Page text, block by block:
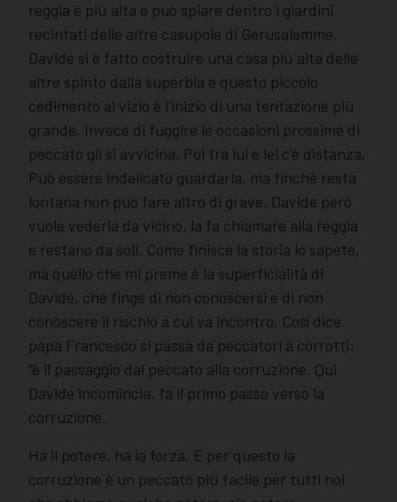
reggia è più alta e può spiare dentro i giardini
recintati delle altre casupole di Gerusalemme.
Davide si è fatto costruire una casa più alta delle
altre spinto dalla superbia e questo piccolo
cedimento al vizio è l’inizio di una tentazione più
grande. Invece di fuggire le occasioni prossime di
peccato gli si avvicina. Poi tra lui e lei c’è distanza.
Può essere indelicato guardarla, ma finchè resta
lontana non può fare altro di grave. Davide però
vuole vederla da vicino, la fa chiamare alla reggia
e restano da soli. Come finisce la storia lo sapete,
ma quello che mi preme è la superficialità di
Davide, che finge di non conoscersi e di non
conoscere il rischio a cui va incontro. Così dice
papa Francesco si passa da peccatori a corrotti:
“è il passaggio dal peccato alla corruzione. Qui
Davide incomincia, fa il primo passo verso la
corruzione.
Ha il potere, ha la forza. E per questo la
corruzione è un peccato più facile per tutti noi